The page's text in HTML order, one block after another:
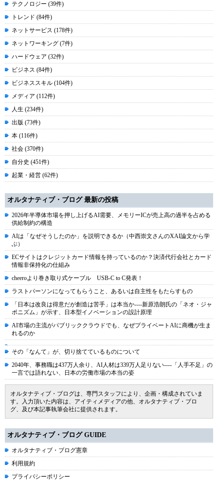
テクノロジー (39件)
トレンド (84件)
ネットサービス (178件)
ネットワーキング (7件)
ハードウェア (32件)
ビジネス (84件)
ビジネススキル (104件)
メディア (112件)
人生 (234件)
出版 (73件)
本 (116件)
社会 (370件)
自分史 (451件)
起業・経営 (62件)
オルタナティブ・ブログ 最新の投稿
2026年半導体市場を押し上げるAI需要、メモリーICが売上高の過半を占める
供給制約の構造
AIは「なぜそうしたのか」を説明できるか（中西崇文さんのXAI論文から学
ぶ）
ECサイトはクレジットカード情報を持っているのか？決済代行会社とカード
情報非保持化の仕組み
cheeroより巻き取り式ケーブル USB-C to C発表！
ラストパーソンになってもらうこと、あるいは自主性をもたらすもの
「日本は改良は得意だが創造は苦手」は本当か----新原浩朗氏の「ネオ・ジャ
ポニズム」が示す、日本型イノベーションの設計原理
AI市場の主流がパブリッククラウドでも、なぜプライベートAIに商機が生ま
れるのか
その「なんて」が、切り捨てているものについて
2040年、事務職は437万人余り、AI人材は339万人足りない----「人手不足」の
一言では語れない、日本の労働市場の本当の姿
オルタナティブ・ブログは、専門スタッフにより、企画・構成されていま
す。入力頂いた内容は、アイティメディアの他、オルタナティブ・ブロ
グ、及び本記事執筆会社に提供されます。
オルタナティブ・ブログ GUIDE
オルタナティブ・ブログ憲章
利用規約
プライバシーポリシー